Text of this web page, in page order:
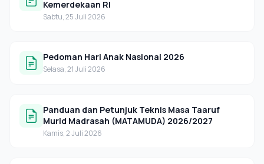
Kemerdekaan RI
Sabtu, 25 Juli 2026
Pedoman Hari Anak Nasional 2026
Selasa, 21 Juli 2026
Panduan dan Petunjuk Teknis Masa Taaruf
Murid Madrasah (MATAMUDA) 2026/2027
Kamis, 2 Juli 2026